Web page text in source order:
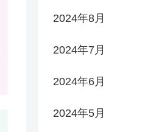
2024年8月
2024年7月
2024年6月
2024年5月